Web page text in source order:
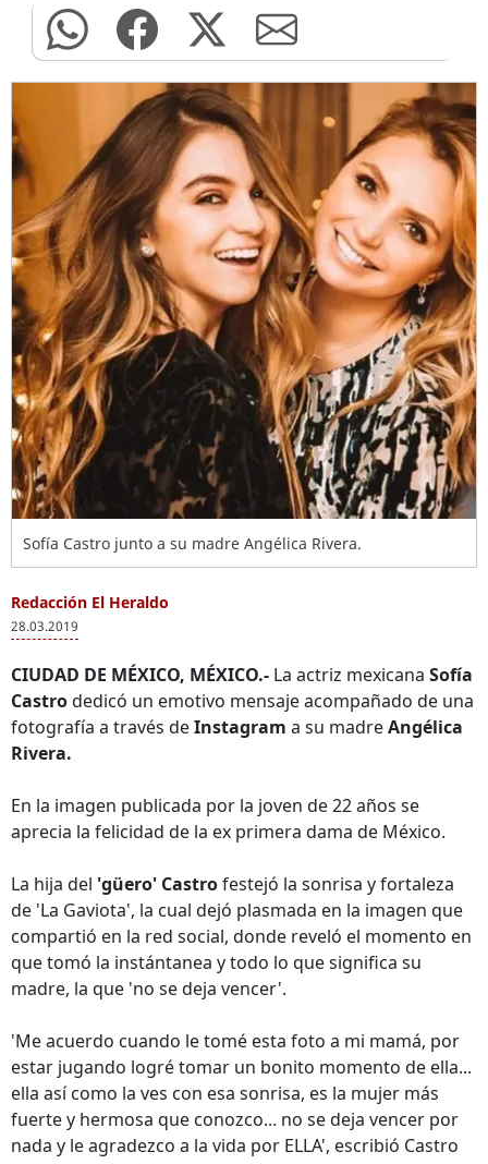
Sofía Castro junto a su madre Angélica Rivera.
Redacción El Heraldo
28.03.2019
CIUDAD DE MÉXICO, MÉXICO.- La actriz mexicana Sofía
Castrodedicó un emotivo mensaje acompañado de una
fotografía a través deInstagram a su madreAngélica
Rivera.
En la imagen publicada por la joven de 22 años se
aprecia la felicidad de la ex primera dama de México.
La hija del 'güero' Castrofestejó la sonrisa y fortaleza
de 'La Gaviota', la cual dejó plasmada en la imagen que
compartió en la red social, donde reveló el momento en
que tomó la instántanea y todo lo que significa su
madre, la que 'no se deja vencer'.
'Me acuerdo cuando le tomé esta foto a mi mamá, por
estar jugando logré tomar un bonito momento de ella...
ella así como la ves con esa sonrisa, es la mujer más
fuerte y hermosa que conozco... no se deja vencer por
nada y le agradezco a la vida por ELLA', escribió Castro